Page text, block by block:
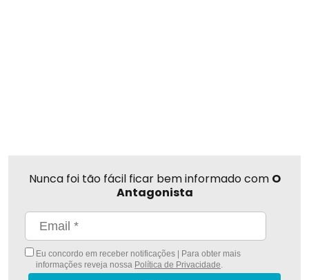
Nunca foi tão fácil ficar bem informado com O
Antagonista
Eu concordo em receber notificações | Para obter mais
informações reveja nossa Política de Privacidade.